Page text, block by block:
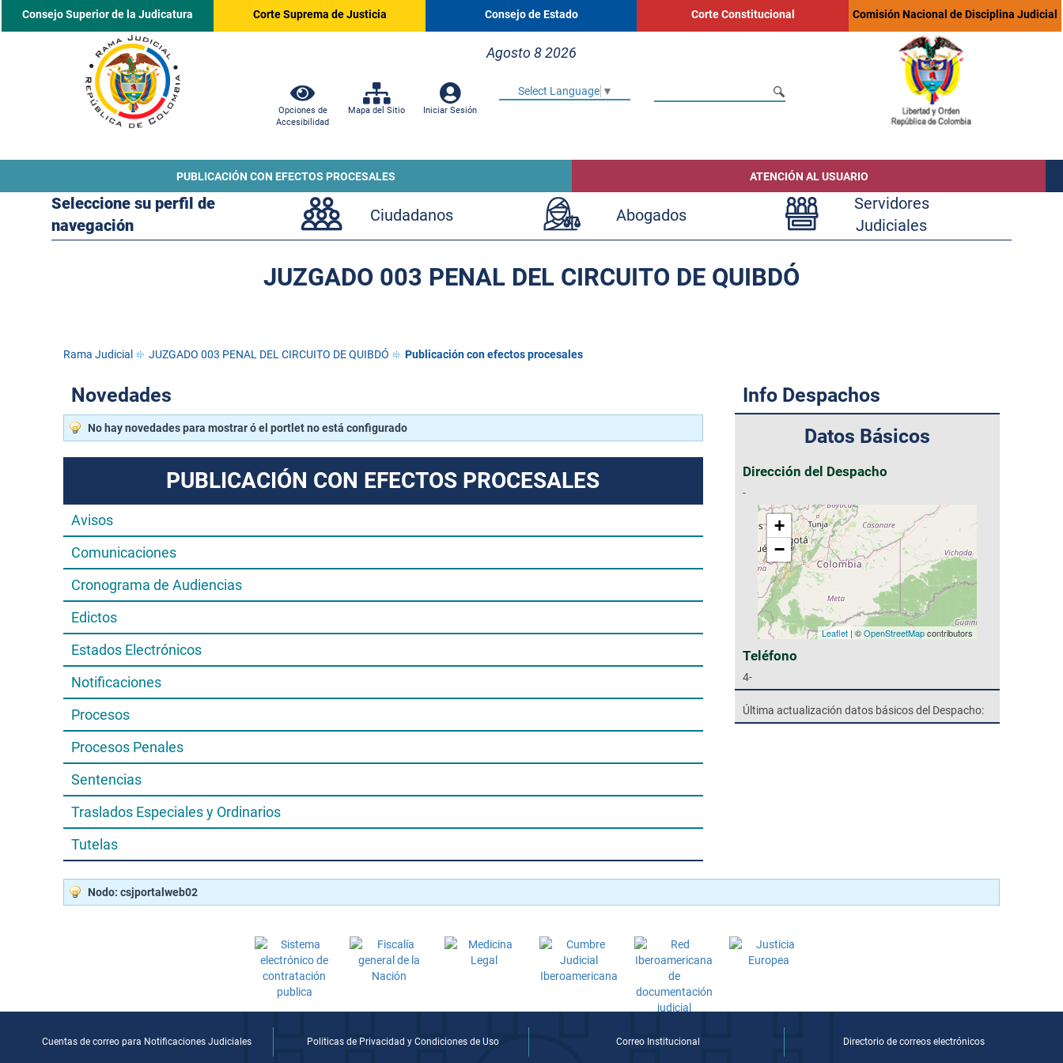
Consejo Superior de la Judicatura Corte Suprema de Justicia Consejo de Estado Corte Constitucional Comisión Nacional de Disciplina Judicial
Agosto 8 2026
Opciones de
Accesibilidad
Mapa del Sitio Iniciar Sesión
Select Language ▼
PUBLICACIÓN CON EFECTOS PROCESALES ATENCIÓN AL USUARIO
Seleccione su perfil de
navegación
Ciudadanos Abogados
Servidores
Judiciales
JUZGADO 003 PENAL DEL CIRCUITO DE QUIBDÓ
Rama Judicial JUZGADO 003 PENAL DEL CIRCUITO DE QUIBDÓ Publicación con efectos procesales
Novedades
No hay novedades para mostrar ó el portlet no está configurado
PUBLICACIÓN CON EFECTOS PROCESALES
Avisos
Comunicaciones
Cronograma de Audiencias
Edictos
Estados Electrónicos
Notificaciones
Procesos
Procesos Penales
Sentencias
Traslados Especiales y Ordinarios
Tutelas
Info Despachos
Datos Básicos
Dirección del Despacho
-
+
−
Leaflet | ©OpenStreetMapcontributors
Teléfono
4-
Última actualización datos básicos del Despacho:
Nodo: csjportalweb02
Cuentas de correo para Notificaciones Judiciales Politicas de Privacidad y Condiciones de Uso Correo Institucional Directorio de correos electrónicos